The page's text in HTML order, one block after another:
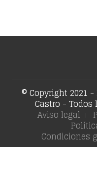
© Copyright 2021
Castro - Todos
Aviso legal
Condiciones